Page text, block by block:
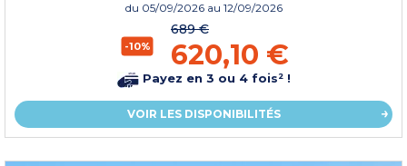
du 05/09/2026 au 12/09/2026
-10%
689 €
620,10 €
Payez en 3 ou 4 fois² !
VOIR LES DISPONIBILITÉS